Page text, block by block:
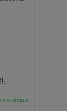
v e-shopu